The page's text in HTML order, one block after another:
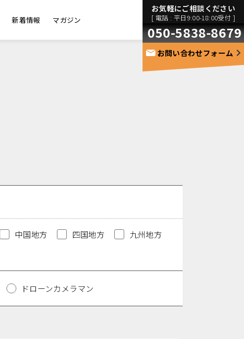
新着情報 マガジン
お気軽にご相談ください
[ 電話 : 平日9:00-18:00受付 ]
050-5838-8679
お問い合わせフォーム
中国地方 四国地方
九州地方
ドローンカメラマン